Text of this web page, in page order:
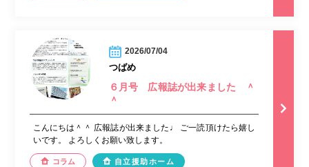
2026/07/04
つばめ
６月号 広報誌が出来ました ＾
＾
こんにちは＾＾ 広報誌が出来ました♩ ご一読頂けたら嬉し
いです。 よろしくお願い致します。
コラム 自立援助ホーム